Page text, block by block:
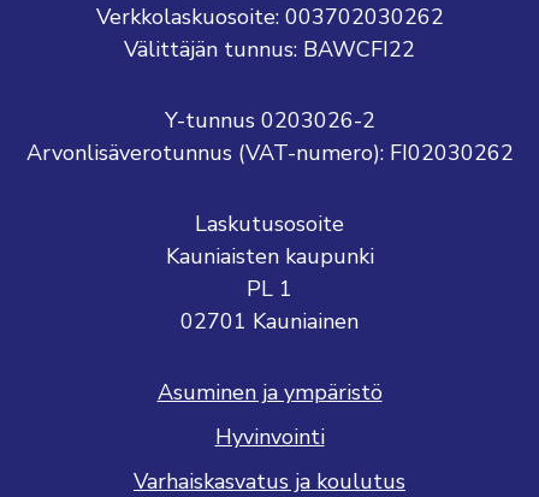
Verkkolaskuosoite: 003702030262
Välittäjän tunnus: BAWCFI22
Y-tunnus 0203026-2
Arvonlisäverotunnus (VAT-numero): FI02030262
Laskutusosoite
Kauniaisten kaupunki
PL 1
02701 Kauniainen
Asuminen ja ympäristö
Hyvinvointi
Varhaiskasvatus ja koulutus